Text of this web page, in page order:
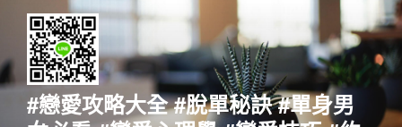
要
#戀愛攻略大全 #脫單秘訣 #單身男